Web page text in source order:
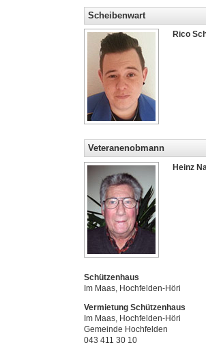
Scheibenwart
Rico
Veteranenobmann
Heinz
Schützenhaus
Im Maas, Hochfelden-Höri
Vermietung Schützenhaus
Im Maas, Hochfelden-Höri
Gemeinde Hochfelden
043 411 30 10